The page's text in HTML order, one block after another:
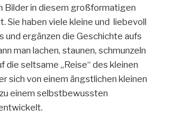
Bilder in diesem großformatigen
Sie haben viele kleine und liebevoll
ergänzen die Geschichte aufs
man lachen, staunen, schmunzeln
die seltsame „Reise“ des kleinen
sich von einem ängstlichen kleinen
einem selbstbewussten